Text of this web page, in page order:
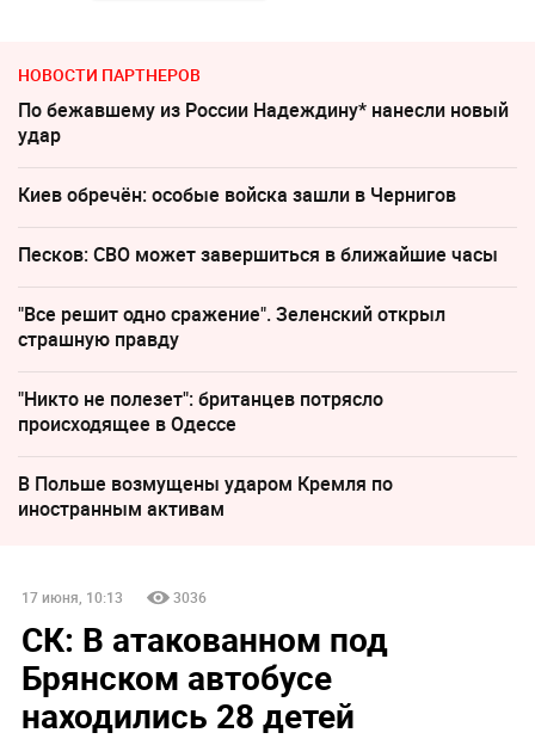
НОВОСТИ ПАРТНЕРОВ
По бежавшему из России Надеждину* нанесли новый
удар
Киев обречён: особые войска зашли в Чернигов
Песков: СВО может завершиться в ближайшие часы
"Все решит одно сражение". Зеленский открыл
страшную правду
"Никто не полезет": британцев потрясло
происходящее в Одессе
В Польше возмущены ударом Кремля по
иностранным активам
17 июня, 10:13 3036
СК: В атакованном под
Брянском автобусе
находились 28 детей